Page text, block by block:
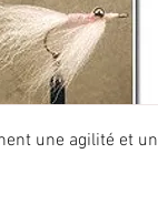
une agilité et